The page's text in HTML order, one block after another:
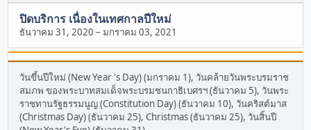
ปิดบริการ เนื่องในเทศกาลปีใหม่
ธันวาคม 31, 2020 –มกราคม 03, 2021
วันขึ้นปีใหม่ (New Year 's Day) (มกราคม 1), วันคล้ายวันพระบรมราช
สมภพ ของพระบาทสมเด็จพระบรมชนกาธิเบศรฯ (ธันวาคม 5), วันพระ
ราชทานรัฐธรรมนูญ (Constitution Day) (ธันวาคม 10), วันคริสต์มาส
(Christmas Day) (ธันวาคม 25), Christmas (ธันวาคม 25), วันสิ้นปี